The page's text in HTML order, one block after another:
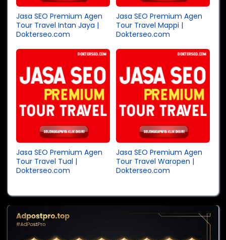
Jasa SEO Premium Agen
Tour Travel Intan Jaya |
Dokterseo.com
Jasa SEO Premium Agen
Tour Travel Mappi |
Dokterseo.com
Jasa SEO Premium Agen
Tour Travel Tual |
Dokterseo.com
Jasa SEO Premium Agen
Tour Travel Waropen |
Dokterseo.com